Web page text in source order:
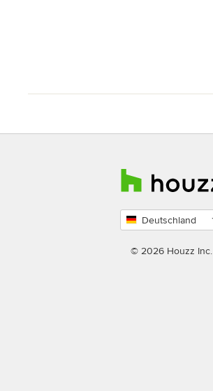
Deutschland
auswählen
© 2026 Houzz Inc.